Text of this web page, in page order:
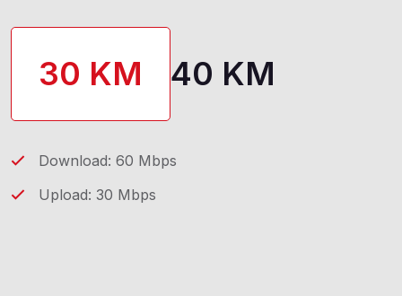
30 KM 40 KM
Download: 60 Mbps
Upload: 30 Mbps